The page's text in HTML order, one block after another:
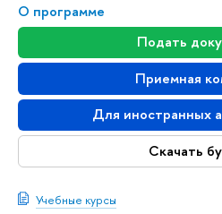
О программе
Подать
Приемная
Для иностранных
Скачать
Учебные курсы